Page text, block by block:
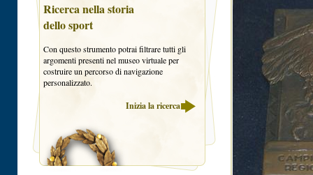
Ricerca nella storia
dello sport
Con questo strumento potrai filtrare tutti gli
argomenti presenti nel museo virtuale per
costruire un percorso di navigazione
personalizzato.
Inizia la ricerca